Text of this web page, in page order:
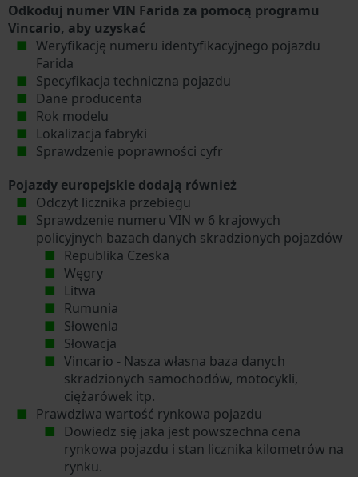
Odkoduj numer VIN Farida za pomocą programu
Vincario, aby uzyskać
Weryfikację numeru identyfikacyjnego pojazdu
Farida
Specyfikacja techniczna pojazdu
Dane producenta
Rok modelu
Lokalizacja fabryki
Sprawdzenie poprawności cyfr
Pojazdy europejskie dodają również
Odczyt licznika przebiegu
Sprawdzenie numeru VIN w 6 krajowych
policyjnych bazach danych skradzionych pojazdów
Republika Czeska
Węgry
Litwa
Rumunia
Słowenia
Słowacja
Vincario - Nasza własna baza danych
skradzionych samochodów, motocykli,
ciężarówek itp.
Prawdziwa wartość rynkowa pojazdu
Dowiedz się jaka jest powszechna cena
rynkowa pojazdu i stan licznika kilometrów na
rynku.